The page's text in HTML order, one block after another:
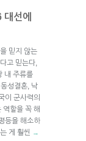
선에
믿지 않는
고 믿는다,
내 주류를
성결혼, 낙
이 군사력의
역할을 꼭 해
등을 해소하
게 훨씬 →